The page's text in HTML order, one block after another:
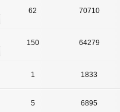
62 70710
150 64279
1 1833
5 6895